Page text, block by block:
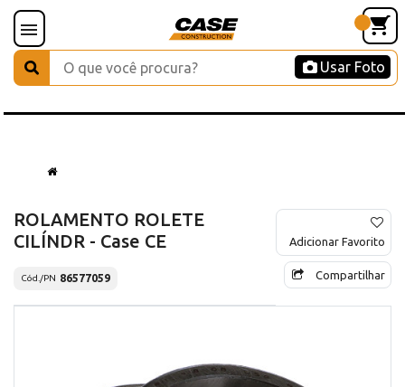
Usar Foto
ROLAMENTO ROLETE
CILÍNDR - Case CE
Cód./PN 86577059
Adicionar Favorito
Compartilhar